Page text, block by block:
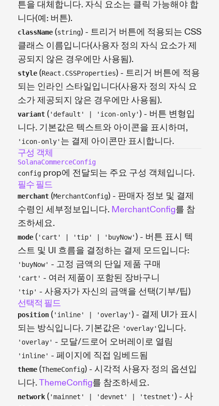
튼을 대체합니다. 자식 요소는 클릭 가능해야 합
니다(예: 버튼).
className (string) - 트리거 버튼에 적용되는 CSS
클래스 이름입니다(사용자 정의 자식 요소가 제
공되지 않은 경우에만 사용됨).
style (React.CSSProperties) - 트리거 버튼에 적용
되는 인라인 스타일입니다(사용자 정의 자식 요
소가 제공되지 않은 경우에만 사용됨).
variant ('default' | 'icon-only') - 버튼 변형입
니다. 기본값은 텍스트와 아이콘을 표시하며,
'icon-only' 는 결제 아이콘만 표시합니다.
구성 객체
SolanaCommerceConfig
config prop에 전달되는 주요 구성 객체입니다.
필수 필드
merchant (MerchantConfig) - 판매자 정보 및 결제
수령인 세부정보입니다. MerchantConfig를 참
조하세요.
mode ('cart' | 'tip' | 'buyNow') - 버튼 표시 텍
스트 및 UI 흐름을 결정하는 결제 모드입니다:
'buyNow' - 고정 금액의 단일 제품 구매
'cart' - 여러 제품이 포함된 장바구니
'tip' - 사용자가 자신의 금액을 선택(기부/팁)
선택적 필드
position ('inline' | 'overlay') - 결제 UI가 표시
되는 방식입니다. 기본값은 'overlay' 입니다.
'overlay' - 모달/드로어 오버레이로 열림
'inline' - 페이지에 직접 임베드됨
theme (ThemeConfig) - 시각적 사용자 정의 옵션입
니다.ThemeConfig를 참조하세요.
network ('mainnet' | 'devnet' | 'testnet') - 사